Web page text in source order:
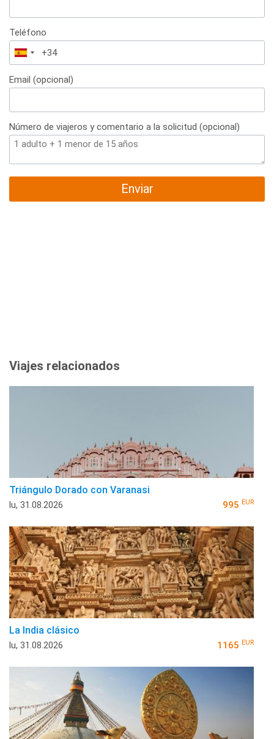
Teléfono
España
+34
Email (opcional)
Número de viajeros y comentario a la solicitud (opcional)
Enviar
Viajes relacionados
Triángulo Dorado con Varanasi
lu, 31.08.2026 995 EUR
La India clásico
lu, 31.08.2026 1165 EUR